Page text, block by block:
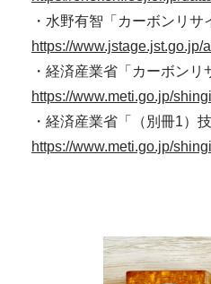
・水野有智「カーボンリサ
https://
・経済産業省「カーボンリ
https://www.meti.go.jp/
・経済産業省「（別冊1）
https://www.meti.go.jp/